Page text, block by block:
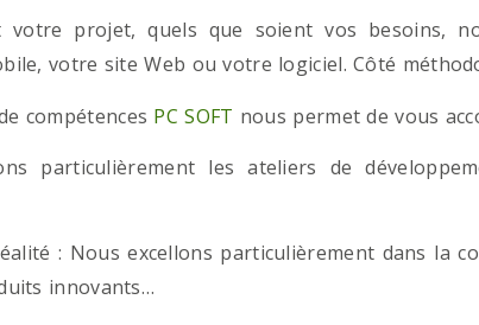
votre projet, quels que soient vos besoins,
votre site Web ou votre logiciel. Côté
compétences PC SOFT nous permet de vous
particulièrement les ateliers de
: Nous excellons particulièrement dans la
innovants…